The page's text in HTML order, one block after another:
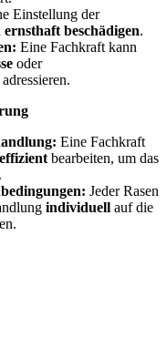
Einstellung der
ernsthaft beschädigen.
Eine Fachkraft kann
oder
Eine Fachkraft
effizient bearbeiten, um das
Jeder Rasen
individuell auf die